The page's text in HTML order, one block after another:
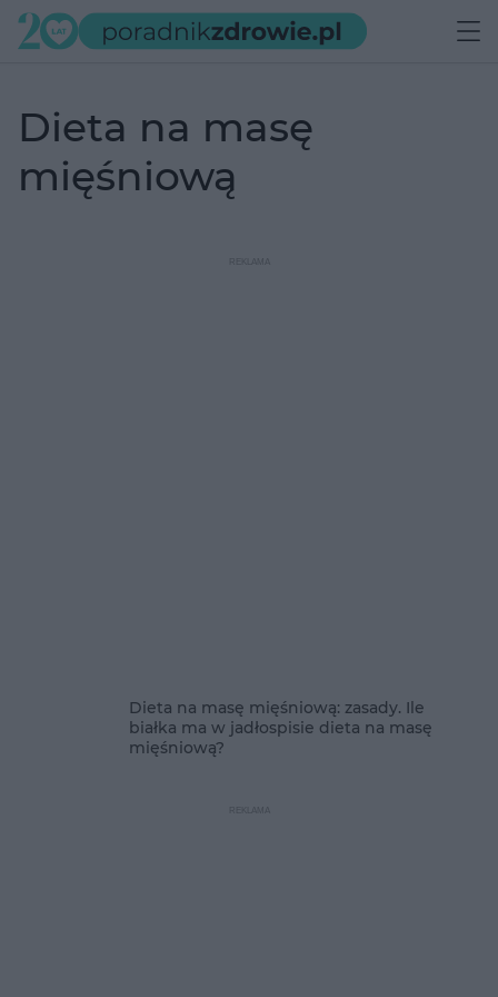
dieta na masę
mięśniową
Dieta na masę mięśniową: zasady. Ile
białka ma w jadłospisie dieta na masę
mięśniową?